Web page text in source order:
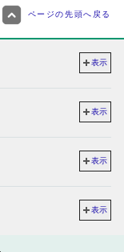
ページの先頭へ戻る
表示
表示
表示
表示